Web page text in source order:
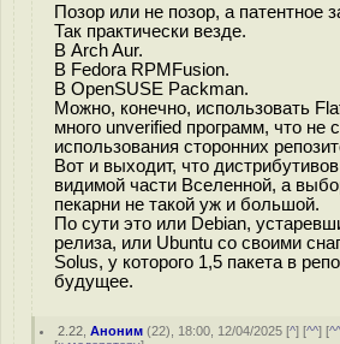
Позор или не позор, а патентное
Так практически везде.
В Arch Aur.
В Fedora RPMFusion.
В OpenSUSE Packman.
Можно, конечно, использовать
много unverified программ, что не
использования сторонних
Вот и выходит, что
видимой части Вселенной, а
пекарни не такой уж и большой.
По сути это или Debian,
релиза, или Ubuntu со своими
Solus, у которого 1,5 пакета в
будущее.
2.22 ,Аноним (22), 18:00, 12/04/2025 [^] [^^] [